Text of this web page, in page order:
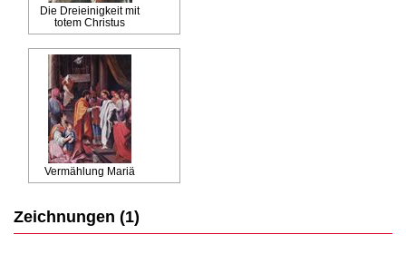
Die Dreieinigkeit mit
totem Christus
Vermählung Mariä
Zeichnungen (1)